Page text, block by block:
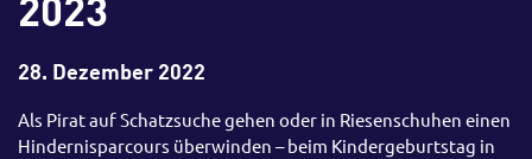
28. Dezember 2022
Als Pirat auf Schatzsuche gehen oder in Riesenschuhen einen
Hindernisparcours überwinden – beim Kindergeburtstag in